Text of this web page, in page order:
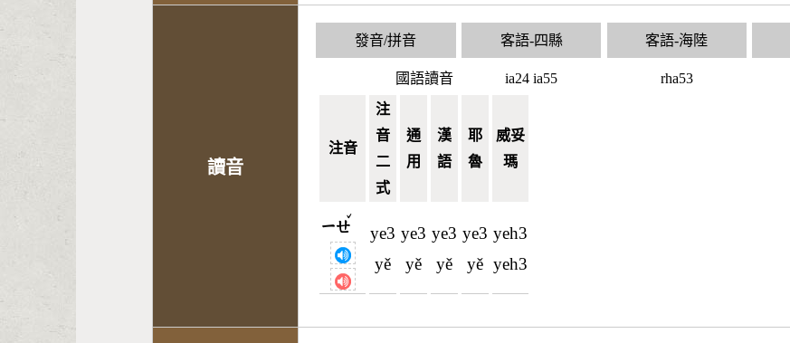
讀音
發音/拼音
國語讀音
注音
注
音
二
式
通
用
漢
語
耶
魯
威妥
瑪
ㄧㄝ
ˇ
ye3
yě
ye3
yě
ye3
yě
ye3
yě
yeh3
yeh3
客語-四縣
ia24 ia55
客語-海陸
rha53